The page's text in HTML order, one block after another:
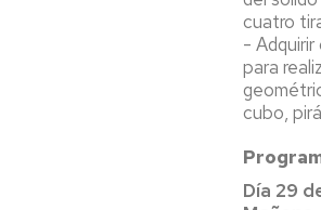
cuatro
-
para
cubo,
Día 29